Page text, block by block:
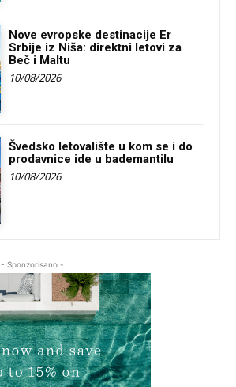
Nove evropske destinacije Er
Srbije iz Niša: direktni letovi za
Beč i Maltu
10/08/2026
Švedsko letovalište u kom se i do
prodavnice ide u bademantilu
10/08/2026
- Sponzorisano -